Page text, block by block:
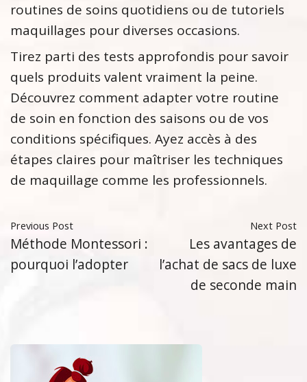
routines de soins quotidiens ou de tutoriels
maquillages pour diverses occasions.
Tirez parti des tests approfondis pour savoir
quels produits valent vraiment la peine.
Découvrez comment adapter votre routine
de soin en fonction des saisons ou de vos
conditions spécifiques. Ayez accès à des
étapes claires pour maîtriser les techniques
de maquillage comme les professionnels.
Previous Post
Méthode Montessori :
pourquoi l’adopter
Next Post
Les avantages de
l’achat de sacs de luxe
de seconde main